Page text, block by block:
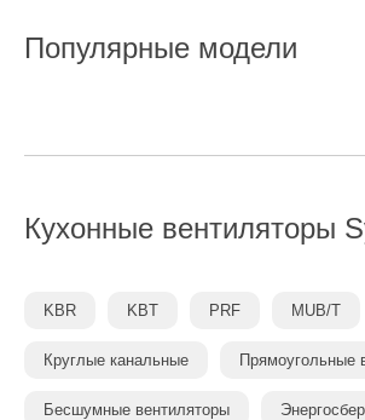
Популярные модели
Кухонные вентиляторы
KBR KBT PRF MUB/T
Круглые канальные Прямоугольные
Бесшумные вентиляторы